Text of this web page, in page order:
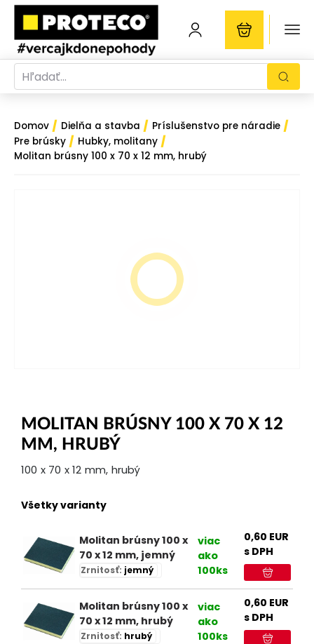
Domov / Dielňa a stavba / Príslušenstvo pre náradie /
Pre brúsky / Hubky, molitany /
Molitan brúsny 100 x 70 x 12 mm, hrubý
MOLITAN BRÚSNY 100 X 70 X 12
MM, HRUBÝ
100 x 70 x 12 mm, hrubý
Všetky varianty
Molitan brúsny 100 x
70 x 12 mm, jemný
Zrnitosť: jemný
viac
ako
100ks
0,60 EUR
s DPH
Molitan brúsny 100 x
70 x 12 mm, hrubý
Zrnitosť: hrubý
viac
ako
100ks
0,60 EUR
s DPH